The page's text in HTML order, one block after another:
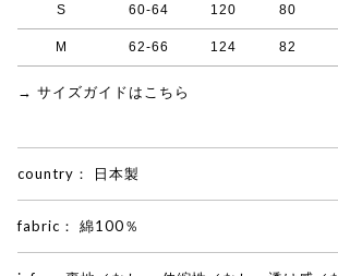
S 60-64 120 80
M 62-66 124 82
→ サイズガイドはこちら
country： 日本製
fabric： 綿100％